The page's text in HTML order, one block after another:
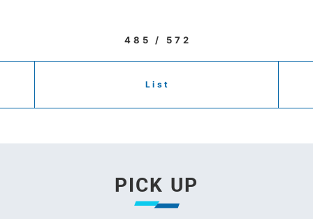
485 / 572
List
PICK UP